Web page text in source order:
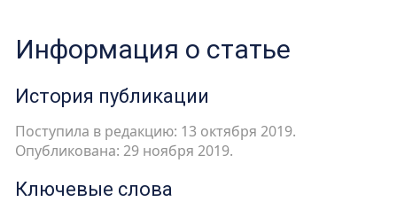
Информация о статье
История публикации
Поступила в редакцию: 13 октября 2019.
Опубликована: 29 ноября 2019.
Ключевые слова